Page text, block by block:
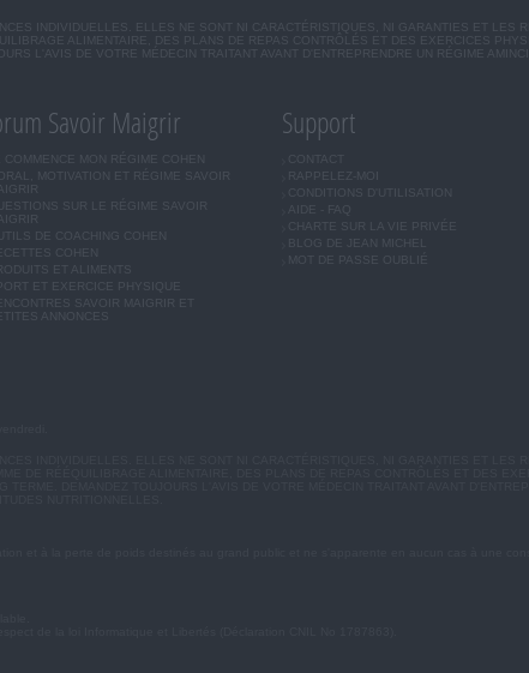
INDIVIDUELLES. ELLES NE SONT NI CARACTÉRISTIQUES, NI GARANTIES ET LES
ALIMENTAIRE, DES PLANS DE REPAS CONTRÔLÉS ET DES EXERCICES
L'AVIS DE VOTRE MÉDECIN TRAITANT AVANT D'ENTREPRENDRE UN RÉGIME
Savoir Maigrir
COMMENCE MON RÉGIME COHEN
MOTIVATION ET RÉGIME SAVOIR
SUR LE RÉGIME SAVOIR
DE COACHING COHEN
COHEN
ET ALIMENTS
ET EXERCICE PHYSIQUE
SAVOIR MAIGRIR ET
ANNONCES
Support
CONTACT
RAPPELEZ-MOI
CONDITIONS D'UTILISATION
AIDE - FAQ
CHARTE SUR LA VIE PRIVÉE
BLOG DE JEAN MICHEL
MOT DE PASSE OUBLIÉ